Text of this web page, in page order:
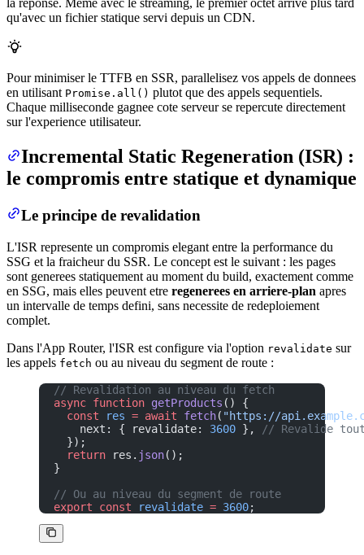
la reponse. Meme avec le streaming, le premier octet arrive plus tard
qu'avec un fichier statique servi depuis un CDN.
Pour minimiser le TTFB en SSR, parallelisez vos appels de donnees
en utilisant Promise.all() plutot que des appels sequentiels.
Chaque milliseconde gagnee cote serveur se repercute directement
sur l'experience utilisateur.
Incremental Static Regeneration (ISR) :
le compromis entre statique et dynamique
Le principe de revalidation
L'ISR represente un compromis elegant entre la performance du
SSG et la fraicheur du SSR. Le concept est le suivant : les pages
sont generees statiquement au moment du build, exactement comme
en SSG, mais elles peuvent etre regenerees en arriere-plan apres
un intervalle de temps defini, sans necessite de redeploiement
complet.
Dans l'App Router, l'ISR est configure via l'option revalidate sur
les appels fetch ou au niveau du segment de route :
// Revalidation au niveau du fetch
async function getProducts () {
  const
res = await fetch( "https://
    next: { revalidate:
3600 },
// Revalide
  });
  return
res. json();
}
// Ou au niveau du segment de route
export const revalidate = 3600;